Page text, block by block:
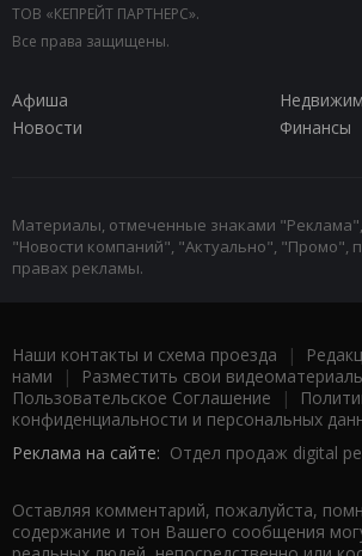
ТОВ «КЕПРЕЙТ ПАРТНЕРС».
Все права защищены.
Афиша
Новости
Финансы
Материалы, отмеченные знаками
"Новости компаний", "Актуально", "Промо",
правах рекламы.
Наши контакты и схема проезда |
нами | Разместить свои
Пользовательское Соглашение |
конфиденциальности и персональных
Реклама на сайте: Отдел продаж digital
Оставляя комментарий, пожалуйста,
содержание и тон Вашего сообщения